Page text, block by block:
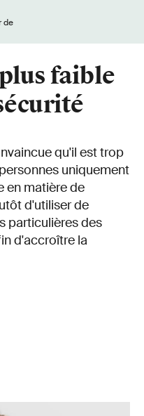
faible
qu'il est trop
uniquement
en matière de
d'utiliser de
particulières des
d'accroître la